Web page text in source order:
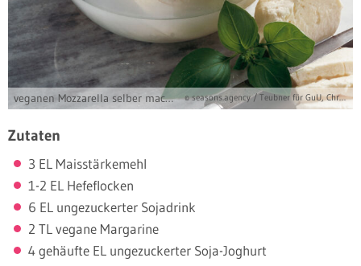
veganen Mozzarella selber machen © seasons.agency / Teubner für GuU, Christian
Zutaten
3 EL Maisstärkemehl
1-2 EL Hefeflocken
6 EL ungezuckerter Sojadrink
2 TL vegane Margarine
4 gehäufte EL ungezuckerter Soja-Joghurt